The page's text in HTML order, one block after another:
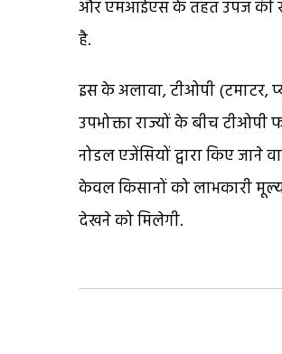
और एमआईएस के तहत उपज की
है.
इस के अलावा, टीओपी
उपभोक्ता राज्यों के बीच
नोडल एजेंसियों द्वारा किए जाने
केवल किसानों को लाभकारी
देखने को मिलेगी.